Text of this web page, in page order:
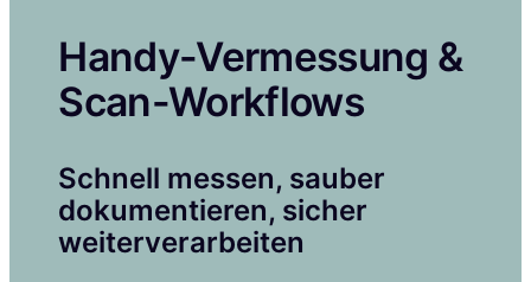
Handy-Vermessung &
Scan-Workflows
Schnell messen, sauber
dokumentieren, sicher
weiterverarbeiten